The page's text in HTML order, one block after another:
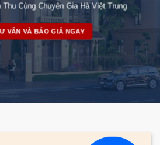
Cùng Chuyên Gia Hà Việt Trung
VẤN VÀ BÁO GIÁ NGAY